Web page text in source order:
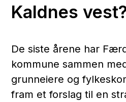
Kaldnes
De siste årene har
kommune sammen
grunneiere og
fram et forslag til en